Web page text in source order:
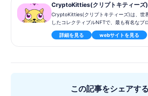
CryptoKitties(クリプトキティーズ)
CryptoKitties(クリプトキティーズ)は、世
したコレクティブルNFTで、最も有名なブ
です。dAppsに多くの人が興味を持つきっ
す。1000万以上で売買された猫が出たこと
詳細を見る webサイトを見る
この記事をシェアする